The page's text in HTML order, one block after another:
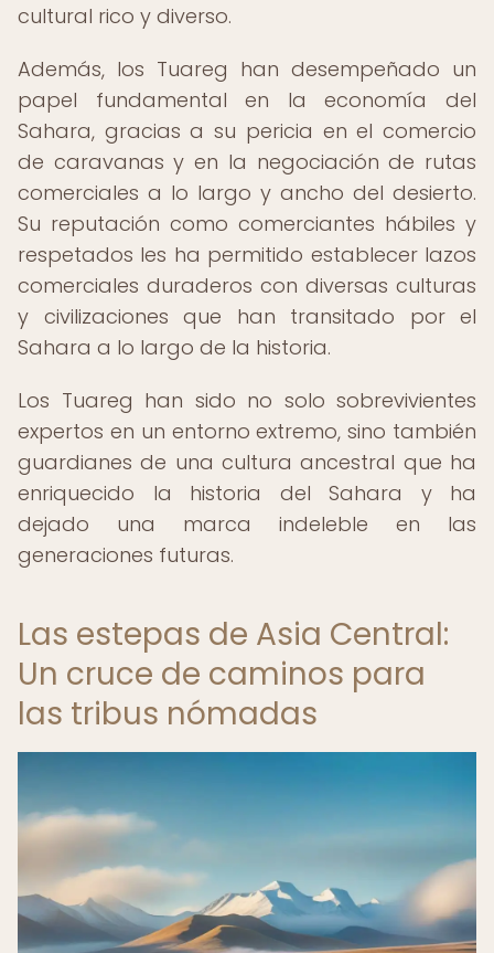
cultural rico y diverso.
Además, los Tuareg han desempeñado un
papel fundamental en la economía del
Sahara, gracias a su pericia en el comercio
de caravanas y en la negociación de rutas
comerciales a lo largo y ancho del desierto.
Su reputación como comerciantes hábiles y
respetados les ha permitido establecer lazos
comerciales duraderos con diversas culturas
y civilizaciones que han transitado por el
Sahara a lo largo de la historia.
Los Tuareg han sido no solo sobrevivientes
expertos en un entorno extremo, sino también
guardianes de una cultura ancestral que ha
enriquecido la historia del Sahara y ha
dejado una marca indeleble en las
generaciones futuras.
Las estepas de Asia Central:
Un cruce de caminos para
las tribus nómadas